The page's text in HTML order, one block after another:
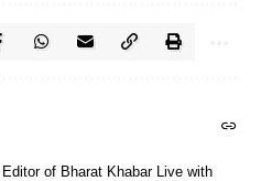
of Bharat Khabar Live with